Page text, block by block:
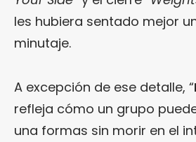
les hubiera sentado mejor
minutaje.
A excepción de ese detalle, “
refleja cómo un grupo
una formas sin morir en el